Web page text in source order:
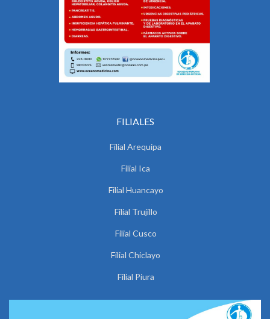
FILIALES
Filial Arequipa
Filial Ica
Filial Huancayo
Filial Trujillo
Filial Cusco
Filial Chiclayo
Filial Piura